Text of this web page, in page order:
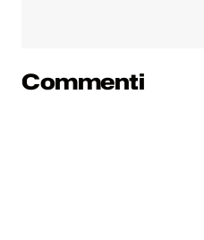
Commenti